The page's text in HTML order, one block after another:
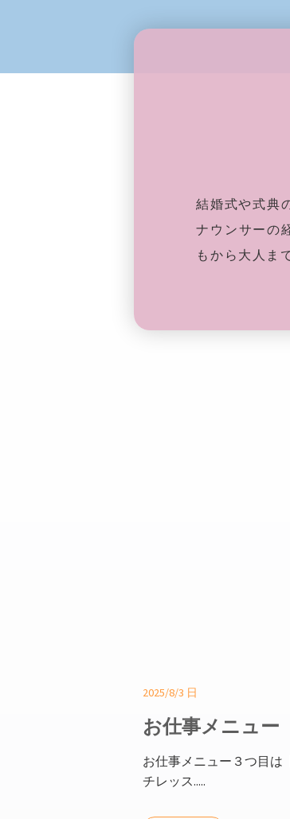
結婚式や式典
ナウンサーの
もから大人ま
2025/8/3 日
お仕事メニュー
お仕事メニュー３つ目は
チレッス.....